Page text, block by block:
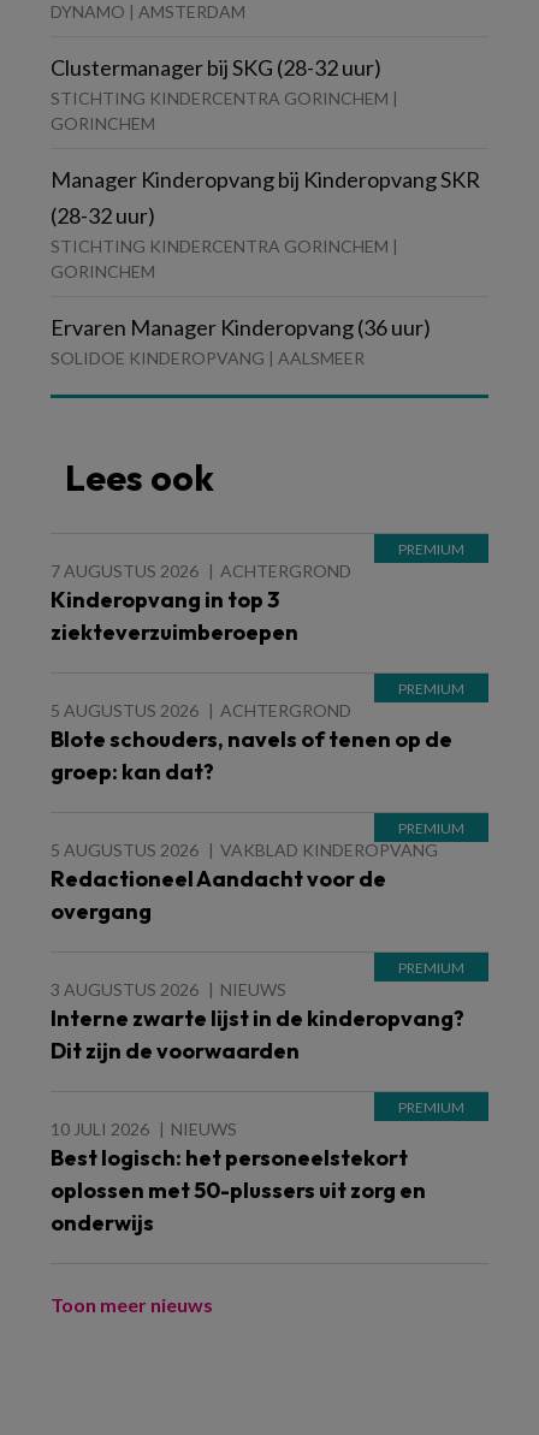
DYNAMO | AMSTERDAM
Clustermanager bij SKG (28-32 uur)
STICHTING KINDERCENTRA GORINCHEM |
GORINCHEM
Manager Kinderopvang bij Kinderopvang SKR
(28-32 uur)
STICHTING KINDERCENTRA GORINCHEM |
GORINCHEM
Ervaren Manager Kinderopvang (36 uur)
SOLIDOE KINDEROPVANG | AALSMEER
Lees ook
7 AUGUSTUS 2026 ACHTERGROND
Kinderopvang in top 3
ziekteverzuimberoepen
5 AUGUSTUS 2026 ACHTERGROND
Blote schouders, navels of tenen op de
groep: kan dat?
5 AUGUSTUS 2026 VAKBLAD KINDEROPVANG
Redactioneel Aandacht voor de
overgang
3 AUGUSTUS 2026 NIEUWS
Interne zwarte lijst in de kinderopvang?
Dit zijn de voorwaarden
10 JULI 2026 NIEUWS
Best logisch: het personeelstekort
oplossen met 50-plussers uit zorg en
onderwijs
Toon meer nieuws